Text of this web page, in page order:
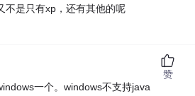
不是只有xp，还有其他的呢
一个。windows不支持java
赞